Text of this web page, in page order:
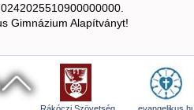
Gimnázium Alapítványt!